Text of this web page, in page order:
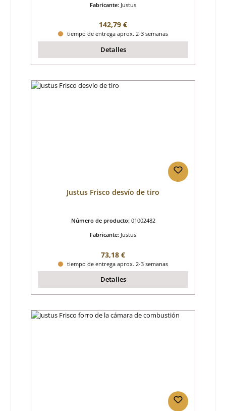
Fabricante: Justus
Precio normal:
142,79 €
tiempo de entrega aprox. 2-3 semanas
Detalles
Justus Frisco desvío de tiro
Número de producto: 01002482
Fabricante: Justus
Precio normal:
73,18 €
tiempo de entrega aprox. 2-3 semanas
Detalles